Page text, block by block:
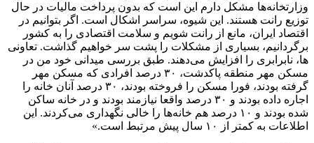
وزارتخانه‌ها مشکل دارم این است که بدون پرداخت مالیات در حال
توزیع رانت هستند. این شیوه، سراسر اشکال است. اگر بتوانیم در
اقتصاد ایران، مانع از رانت شویم و سلامت اقتصادی را به کشور
برگردانیم، بسیاری از مشکلات را پشت سر خواهیم گذاشت. تعاونی
ها، نابرابری را افزایش می‌دهند. طبق بررسی میدانی خود من در
مسکن مهر منطقه پاکدشت، ۳۰ درصد افرادی که مسکن مهر
گرفته بودند، فورا مسکن را فروخته بودند، ۳۰ درصد آنان خانه را
اجاره داده بودند و ۳۰ درصد واقعا نیازمند بودند و در خانه ساکن
شده بودند و ۱۰ درصد هم خانه‌ها را خالی نگهداری می‌کردند. این
اطلاعات به کمتر از ۱۰ سال پیش مرتبط است.»